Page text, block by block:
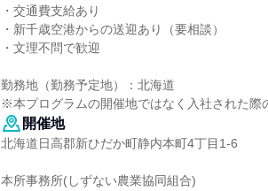
・交通費支給あり
・新千歳空港からの送迎あり（要相談）
・文理不問で歓迎
勤務地（勤務予定地）：北海道
※本プログラムの開催地ではなく入社された際
開催地
北海道日高郡新ひだか町静内本町4丁目1-6
本所事務所(しずない農業協同組合)